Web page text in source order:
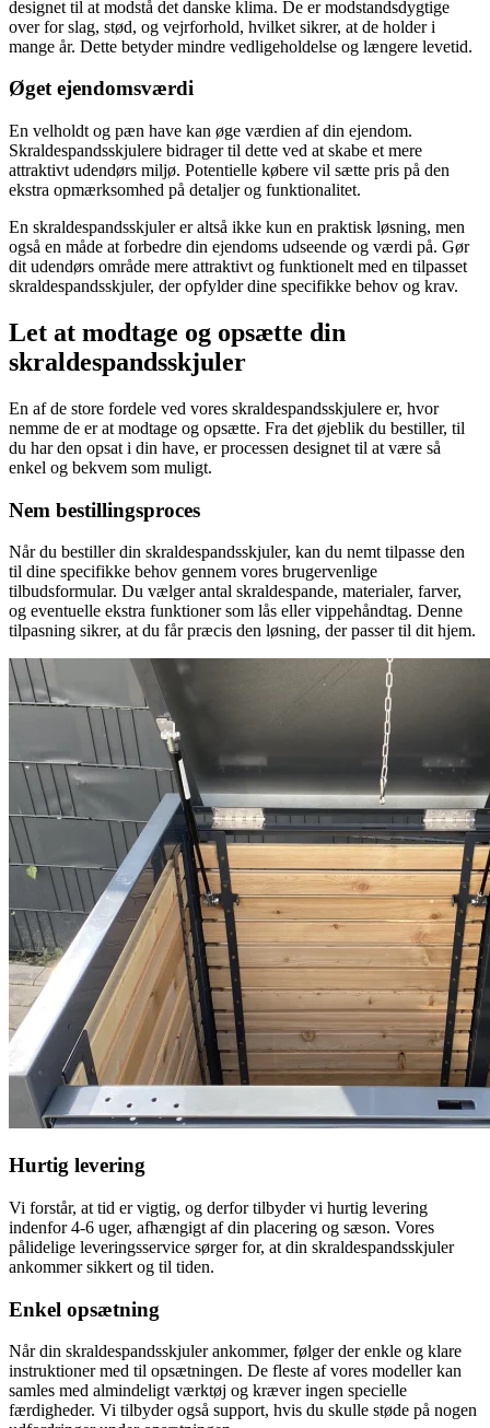
designet til at modstå det danske klima. De er modstandsdygtige
over for slag, stød, og vejrforhold, hvilket sikrer, at de holder i
mange år. Dette betyder mindre vedligeholdelse og længere levetid.
Øget ejendomsværdi
En velholdt og pæn have kan øge værdien af din ejendom.
Skraldespandsskjulere bidrager til dette ved at skabe et mere
attraktivt udendørs miljø. Potentielle købere vil sætte pris på den
ekstra opmærksomhed på detaljer og funktionalitet.
En skraldespandsskjuler er altså ikke kun en praktisk løsning, men
også en måde at forbedre din ejendoms udseende og værdi på. Gør
dit udendørs område mere attraktivt og funktionelt med en tilpasset
skraldespandsskjuler, der opfylder dine specifikke behov og krav.
Let at modtage og opsætte din
skraldespandsskjuler
En af de store fordele ved vores skraldespandsskjulere er, hvor
nemme de er at modtage og opsætte. Fra det øjeblik du bestiller, til
du har den opsat i din have, er processen designet til at være så
enkel og bekvem som muligt.
Nem bestillingsproces
Når du bestiller din skraldespandsskjuler, kan du nemt tilpasse den
til dine specifikke behov gennem vores brugervenlige
tilbudsformular. Du vælger antal skraldespande, materialer, farver,
og eventuelle ekstra funktioner som lås eller vippehåndtag. Denne
tilpasning sikrer, at du får præcis den løsning, der passer til dit hjem.
Hurtig levering
Vi forstår, at tid er vigtig, og derfor tilbyder vi hurtig levering
indenfor 4-6 uger, afhængigt af din placering og sæson. Vores
pålidelige leveringsservice sørger for, at din skraldespandsskjuler
ankommer sikkert og til tiden.
Enkel opsætning
Når din skraldespandsskjuler ankommer, følger der enkle og klare
instruktioner med til opsætningen. De fleste af vores modeller kan
samles med almindeligt værktøj og kræver ingen specielle
færdigheder. Vi tilbyder også support, hvis du skulle støde på nogen